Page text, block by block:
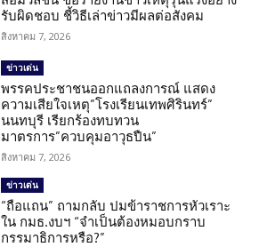
รับผิดชอบ ชี้วิธีเล่าข่าวมีผลต่อสังคม
สิงหาคม 7, 2026
ข่าวเด่น
พรรคประชาชนออกแถลงการณ์ แสดง
ความเสียใจเหตุ”โรงเรียนเทพศิรินทร์”
นนทบุรี เรียกร้องทบทวน
มาตรการ”ควบคุมอาวุธปืน”
สิงหาคม 7, 2026
ข่าวเด่น
“ถือแถน” ถามกลับ ปมข้าราชการหัวเราะ
ใน กมธ.งบฯ “จำเป็นต้องหมอบกราบ
กรรมาธิการหรือ?”